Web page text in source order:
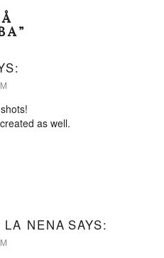
as well.
NENA SAYS: